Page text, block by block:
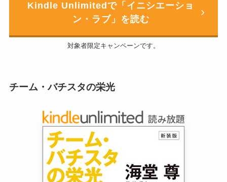
Kindle Unlimitedで「イニシエーショ
ン・ラブ」を読む
対象者限定キャンペーンです。
チーム・バチスタの栄光